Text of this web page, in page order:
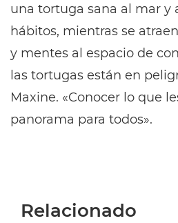
una tortuga sana al mar y
hábitos, mientras se
y mentes al espacio de
las tortugas están en
Maxine. «Conocer lo que
panorama para todos».
Relacionado